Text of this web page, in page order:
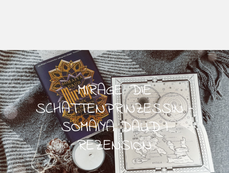
MIRAGE: DIE
SCHATTENPRINZESSIN –
SOMAIYA DAUD |
REZENSION